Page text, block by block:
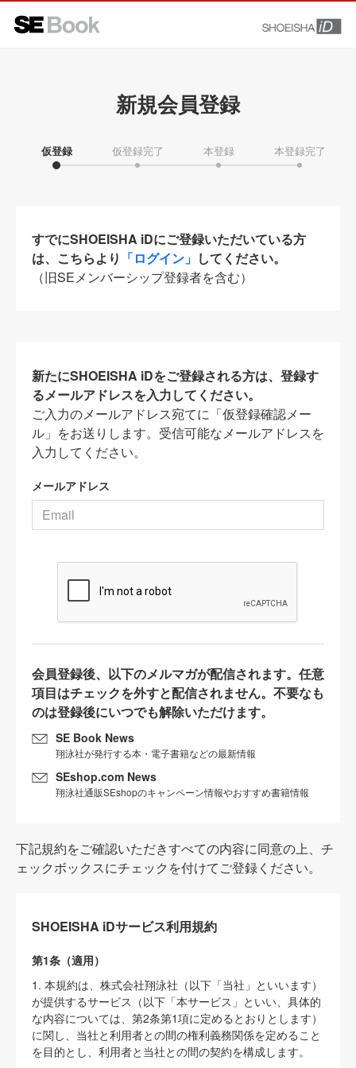
新規会員登録
仮登録 仮登録完了 本登録 本登録完了
すでにSHOEISHA iDにご登録いただいている方
は、こちらより 「ログイン」 してください。
（旧SEメンバーシップ登録者を含む）
新たにSHOEISHA iDをご登録される方は、登録す
るメールアドレスを入力してください。
ご入力のメールアドレス宛てに「仮登録確認メー
ル」をお送りします。受信可能なメールアドレスを
入力してください。
メールアドレス
会員登録後、以下のメルマガが配信されます。任意
項目はチェックを外すと配信されません。不要なも
のは登録後にいつでも解除いただけます。
SE Book News
翔泳社が発行する本・電子書籍などの最新情報
SEshop.com News
翔泳社通販SEshopのキャンペーン情報やおすすめ書籍情報
下記規約をご確認いただきすべての内容に同意の上、チ
ェックボックスにチェックを付けてご登録ください。
SHOEISHA iDサービス利用規約
第1条（適用）
1. 本規約は、株式会社翔泳社（以下「当社」といいます）
が提供するサービス（以下「本サービス」といい、具体的
な内容については、第2条第1項に定めるとおりとします）
に関し、当社と利用者との間の権利義務関係を定めること
を目的とし、利用者と当社との間の契約を構成します。